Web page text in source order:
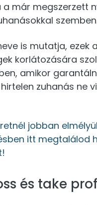
már megszerzett
is mutatja, ezek
korlátozására
amikor
zuhanás ne
jobban
itt megtalálod
és take